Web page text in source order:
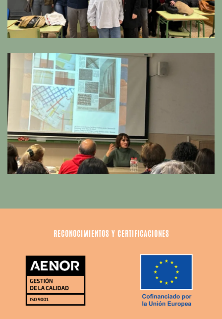
RECONOCIMIENTOS Y CERTIFICACIONES